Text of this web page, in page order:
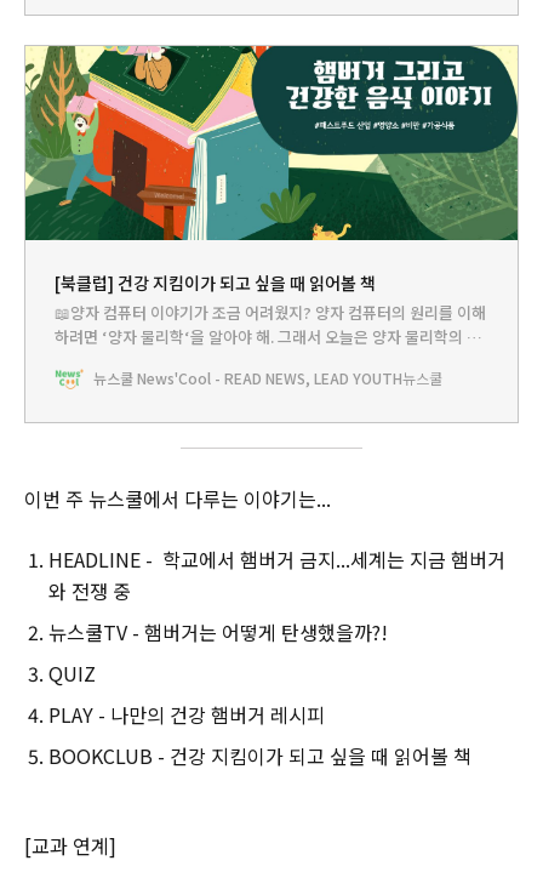
[북클럽] 건강 지킴이가 되고 싶을 때 읽어볼 책
📖양자 컴퓨터 이야기가 조금 어려웠지? 양자 컴퓨터의 원리를 이해
하려면 ‘양자 물리학‘을 알아야 해. 그래서 오늘은 양자 물리학의 세
과 생생한 역사 속 이야기로 양자 물리학의 세계에 ‘퐁당’ 빠져보자!
뉴스쿨 News'Cool - READ NEWS, LEAD YOUTH뉴스쿨
이번 주 뉴스쿨에서 다루는 이야기는...
HEADLINE - 학교에서 햄버거 금지...세계는 지금 햄버거
와 전쟁 중
뉴스쿨TV - 햄버거는 어떻게 탄생했을까?!
QUIZ
PLAY - 나만의 건강 햄버거 레시피
BOOKCLUB - 건강 지킴이가 되고 싶을 때 읽어볼 책
[교과 연계]